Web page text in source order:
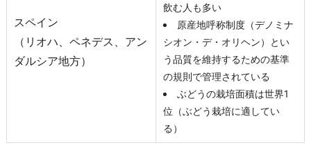
スペイン
（リオハ、ペネデス、アン
ダルシア地方）
飲む人も多い
原産地呼称制度（デノミナ
シオン・デ・オリヘン）とい
う品質を維持するための基準
の規則で管理されている
ぶどうの栽培面積は世界1
位（ぶどう栽培に適してい
る）